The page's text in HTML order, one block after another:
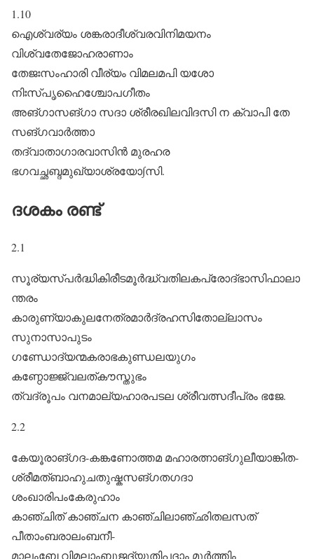
1.10
ഐശ്വര്യം ശങ്കരാദീശ്വരവിനിമയനം
വിശ്വതേജോഹരാണാം
തേജഃസംഹാരി വീര്യം വിമലമപി യശോ
നിഃസ്പൃഹൈശ്ചോപഗീതം
അങ്ഗാസങ്ഗാ സദാ ശ്രീരഖിലവിദസി ന ക്വാപി തേ
സങ്ഗവാർത്താ
തദ്വാതാഗാരവാസിൻ മുരഹര
ഭഗവച്ഛബ്ദമുഖ്യാശ്രയോ∫സി.
ദശകം രണ്ട്
2.1
സൂര്യസ്പർദ്ധികിരീടമൂർദ്ധ്വതിലകപ്രോദ്‌ഭാസിഫാലാ
ന്തരം
കാരുണ്യാകുലനേത്രമാർദ്രഹസിതോല്ലാസം
സുനാസാപുടം
ഗണ്ഡോദ്യന്മകരാഭകുണ്ഡലയുഗം
കണ്ഠോജ്ജ്വലത്കൗസ്തുഭം
ത്വദ്രൂ‍പം വനമാല്യഹാരപടല ശ്രീവത്സദീപ്രം ഭജേ.
2.2
കേയൂരാങ്ഗദ-കങ്കണോത്തമ മഹാരത്നാങ്ഗുലീയാങ്കിത-
ശ്രീമത്ബാഹുചതുഷ്കസങ്ഗതഗദാ
ശംഖാരിപംകേരുഹാം
കാഞ്ചിത് കാഞ്ചന കാഞ്ചിലാഞ്‌ഛിതലസത്
പീതാംബരാലംബനീ-
മാലംബേ വിമലാംബുജദ്യുതിപദാം മൂർത്തിം